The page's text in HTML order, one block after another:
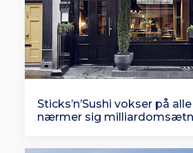
Sticks’n’Sushi vokser på
nærmer sig